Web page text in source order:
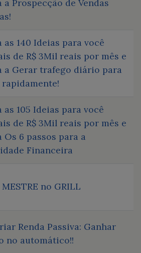
a Prospecção de Vendas
as 140 Ideias para você
de R$ 3Mil reais por mês e
a Gerar trafego diário para
as 105 Ideias para você
de R$ 3Mil reais por mês e
Os 6 passos para a
Financeira
no GRILL
Renda Passiva: Ganhar
no automático!!